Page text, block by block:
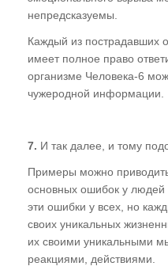
непредсказуемы.
Каждый из пострадавших
имеет полное право
организме Человека-6
чужеродной информации.
7. И так далее, и тому
Примеры можно
основных ошибок у людей
эти ошибки у всех, но
своих уникальных
их своими уникальными
реакциями, действиями.